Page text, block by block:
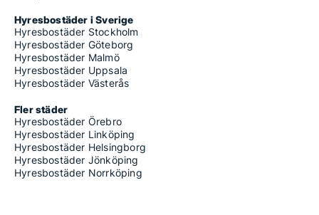
Hyresbostäder i Sverige
Hyresbostäder Stockholm
Hyresbostäder Göteborg
Hyresbostäder Malmö
Hyresbostäder Uppsala
Hyresbostäder Västerås
Fler städer
Hyresbostäder Örebro
Hyresbostäder Linköping
Hyresbostäder Helsingborg
Hyresbostäder Jönköping
Hyresbostäder Norrköping